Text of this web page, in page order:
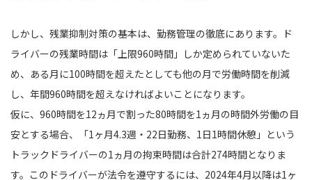
しかし、残業抑制対策の基本は、勤務管理の徹底にあります。ド
ライバーの残業時間は「上限960時間」しか定められていないた
め、ある月に100時間を超えたとしても他の月で労働時間を削減
し、年間960時間を超えなければよいことになります。
仮に、960時間を12ヵ月で割った80時間を1ヵ月の時間外労働の目
安とする場合、「1ヶ月4.3週・22日勤務、1日1時間休憩」という
トラックドライバーの1ヵ月の拘束時間は合計274時間となりま
す。このドライバーが法令を遵守するには、2024年4月以降は1ヶ